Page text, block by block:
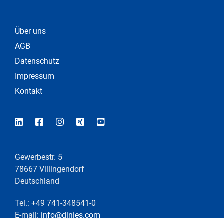
Über uns
AGB
Datenschutz
Impressum
Kontakt
Gewerbestr. 5
78667 Villingendorf
Deutschland
Tel.: +49 741-348541-0
E-mail: info@dinies.com